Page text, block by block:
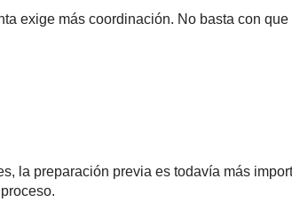
exige más coordinación. No basta con
la preparación previa es todavía más